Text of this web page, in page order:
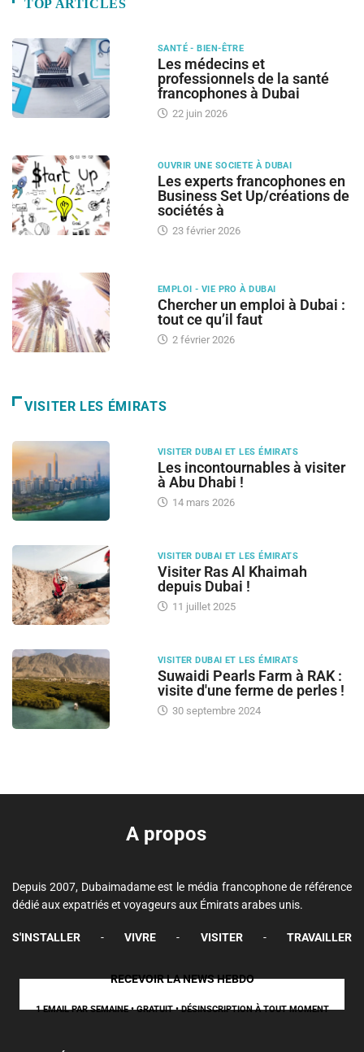
TOP ARTICLES
SANTÉ - BIEN-ÊTRE
Les médecins et
professionnels de la santé
francophones à Dubai
22 juin 2026
OUVRIR UNE SOCIETE À DUBAI
Les experts francophones en
Business Set Up/créations de
sociétés à
23 février 2026
EMPLOI - VIE PRO À DUBAI
Chercher un emploi à Dubai :
tout ce qu’il faut
2 février 2026
VISITER LES ÉMIRATS
VISITER DUBAI ET LES ÉMIRATS
Les incontournables à visiter
à Abu Dhabi !
14 mars 2026
VISITER DUBAI ET LES ÉMIRATS
Visiter Ras Al Khaimah
depuis Dubai !
11 juillet 2025
VISITER DUBAI ET LES ÉMIRATS
Suwaidi Pearls Farm à RAK :
visite d'une ferme de perles !
30 septembre 2024
A propos
Depuis 2007, Dubaimadame est le média francophone de référence
dédié aux expatriés et voyageurs aux Émirats arabes unis.
S'INSTALLER - VIVRE - VISITER - TRAVAILLER
RECEVOIR LA NEWS HEBDO
1 EMAIL PAR SEMAINE • GRATUIT • DÉSINSCRIPTION À TOUT MOMENT